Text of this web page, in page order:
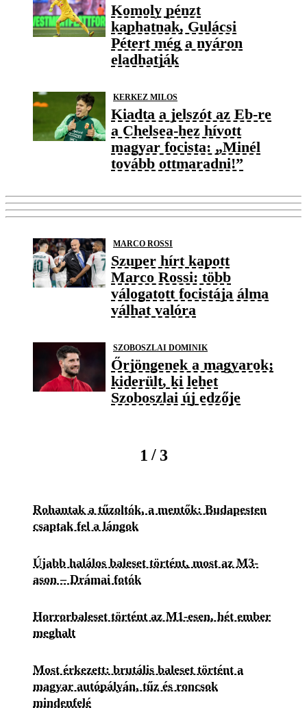
Komoly pénzt
kaphatnak, Gulácsi
Pétert még a nyáron
eladhatják
KERKEZ MILOS
Kiadta a jelszót az Eb-re
a Chelsea-hez hívott
magyar focista: „Minél
tovább ottmaradni!”
MARCO ROSSI
Szuper hírt kapott
Marco Rossi: több
válogatott focistája álma
válhat valóra
SZOBOSZLAI DOMINIK
Őrjöngenek a magyarok;
kiderült, ki lehet
Szoboszlai új edzője
1 / 3
Rohantak a tűzoltók, a mentők: Budapesten
csaptak fel a lángok
Újabb halálos baleset történt, most az M3-
ason – Drámai fotók
Horrorbaleset történt az M1-esen, hét ember
meghalt
Most érkezett: brutális baleset történt a
magyar autópályán, tűz és roncsok
mindenfelé